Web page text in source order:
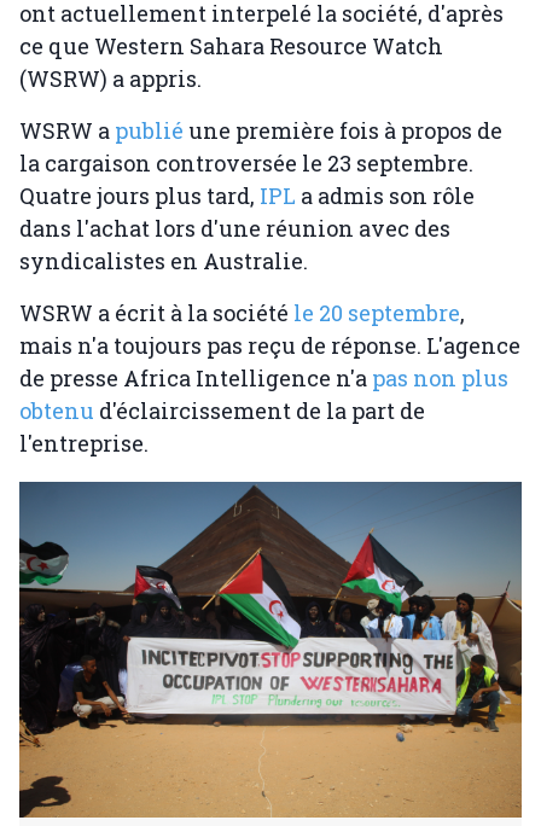
ont actuellement interpelé la société, d'après
ce que Western Sahara Resource Watch
(WSRW) a appris.
WSRW a publié une première fois à propos de
la cargaison controversée le 23 septembre.
Quatre jours plus tard, IPL a admis son rôle
dans l'achat lors d'une réunion avec des
syndicalistes en Australie.
WSRW a écrit à la société le 20 septembre,
mais n'a toujours pas reçu de réponse. L'agence
de presse Africa Intelligence n'a pas non plus
obtenu d'éclaircissement de la part de
l'entreprise.